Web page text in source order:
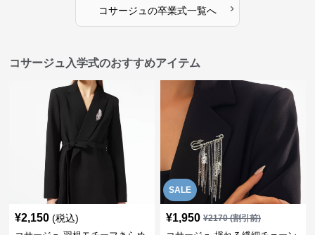
コサージュ の卒業式一覧へ ›
コサージュ入学式のおすすめアイテム
¥2,150 (税込)
SALE
¥1,950 ¥2170(割引前)